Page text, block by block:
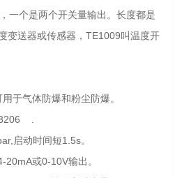
一个是两个开关量输出。长度都是
变送器或传感器， TE1009叫温度开
用于气体防爆和粉尘防爆。
启动时间短1.5s。
20mA或0-10V输出。